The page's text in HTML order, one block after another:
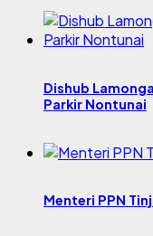
Dishub
Parkir Nontunai
Menteri PPN